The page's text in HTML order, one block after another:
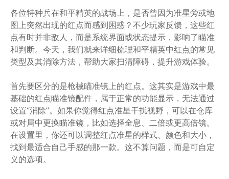
各位特种兵在和平精英的战场上，是否曾因为准星旁或地
图上突然出现的红点而感到困惑？不少玩家反馈，这些红
点有时并非敌人，而是系统界面或状态提示，影响了瞄准
和判断。今天，我们就来详细梳理和平精英中红点的常见
类型及其消除方法，帮助大家扫清障碍，提升游戏体验。
首先要区分的是枪械瞄准镜上的红点。这其实是游戏中最
基础的红点瞄准镜配件，属于正常的功能显示，无法通过
设置“消除”。如果你觉得红点准星干扰视野，可以在仓库
或对局中更换瞄准镜，比如选择全息、二倍或更高倍镜。
在设置里，你还可以调整红点准星的样式、颜色和大小，
找到最适合自己手感的那一款。这不算问题，而是可自定
义的选项。